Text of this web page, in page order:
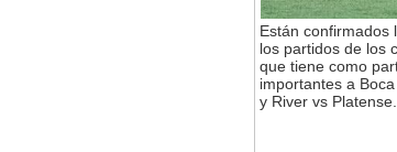
Están confirmados
los partidos de los
que tiene como
importantes a
y River vs Platense.